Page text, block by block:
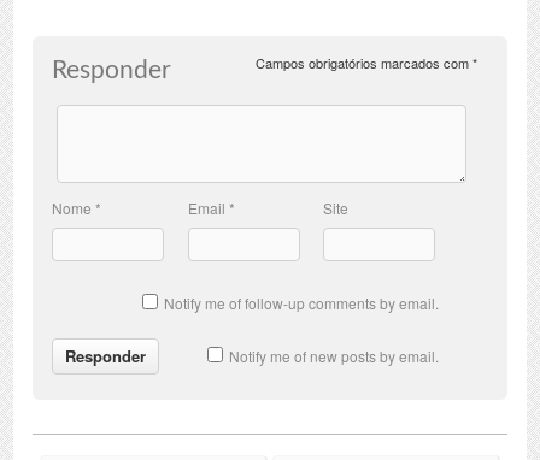
Responder Campos obrigatórios marcados com*
Nome* Email * Site
Notify me of follow-up comments by email.
Notify me of new posts by email.